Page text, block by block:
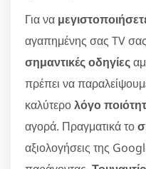
Για να
αγαπημένης σας TV
σημαντικές οδηγίες
πρέπει να
καλύτερολόγο
αγορά. Πραγματικά το
αξιολογήσεις της